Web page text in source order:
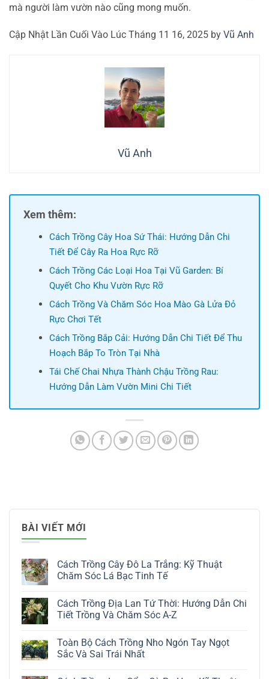
mà người làm vườn nào cũng mong muốn.
Cập Nhật Lần Cuối Vào Lúc Tháng 11 16, 2025 by Vũ Anh
Vũ Anh
Xem thêm:
Cách Trồng Cây Hoa Sứ Thái: Hướng Dẫn Chi
Tiết Để Cây Ra Hoa Rực Rỡ
Cách Trồng Các Loại Hoa Tại Vũ Garden: Bí
Quyết Cho Khu Vườn Rực Rỡ
Cách Trồng Và Chăm Sóc Hoa Mào Gà Lửa Đỏ
Rực Chơi Tết
Cách Trồng Bắp Cải: Hướng Dẫn Chi Tiết Để Thu
Hoạch Bắp To Tròn Tại Nhà
Tái Chế Chai Nhựa Thành Chậu Trồng Rau:
Hướng Dẫn Làm Vườn Mini Chi Tiết
BÀI VIẾT MỚI
Cách Trồng Cây Đô La Trắng: Kỹ Thuật
Chăm Sóc Lá Bạc Tinh Tế
bình
luận
Cây
Đô
La
Cách Trồng Địa Lan Tứ Thời: Hướng Dẫn Chi
Tiết Trồng Và Chăm Sóc A-Z
bình
luận
ở
Toàn Bộ Cách Trồng Nho Ngón Tay Ngọt
Sắc Và Sai Trái Nhất